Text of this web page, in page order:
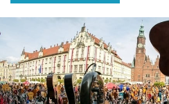
Kliknij, aby powiększyć